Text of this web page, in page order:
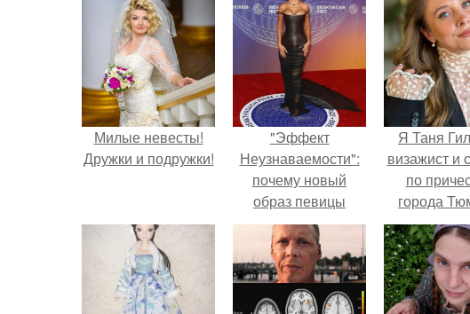
Милые невесты!
Дружки и подружки!
"Эффект
Неузнаваемости":
почему новый
образ певицы
вызвал споры о
гранях
возможного?
Я Таня
визажист и
по
города